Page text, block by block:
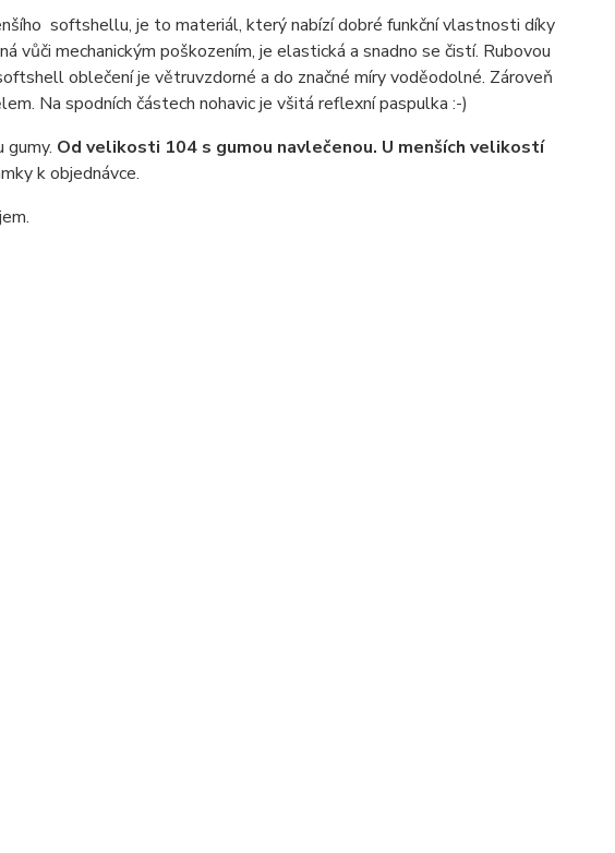
softshellu, je to materiál, který nabízí dobré funkční vlastnosti díky
vůči mechanickým poškozením, je elastická a snadno se čistí. Rubovou
oblečení je větruvzdorné a do značné míry voděodolné. Zároveň
Na spodních částech nohavic je všitá reflexní paspulka :-)
gumy. Od velikosti 104 s gumou navlečenou. U menších velikostí
k objednávce.